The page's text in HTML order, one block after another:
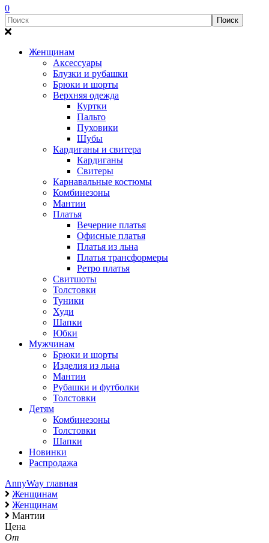
0
Женщинам
Аксессуары
Блузки и рубашки
Брюки и шорты
Верхняя одежда
Куртки
Пальто
Пуховики
Шубы
Кардиганы и свитера
Кардиганы
Свитеры
Карнавальные костюмы
Комбинезоны
Мантии
Платья
Вечерние платья
Офисные платья
Платья из льна
Платья трансформеры
Ретро платья
Свитшоты
Толстовки
Туники
Худи
Шапки
Юбки
Мужчинам
Брюки и шорты
Изделия из льна
Мантии
Рубашки и футболки
Толстовки
Детям
Комбинезоны
Толстовки
Шапки
Новинки
Распродажа
AnnyWay главная
Женщинам
Женщинам
Мантии
Цена
От